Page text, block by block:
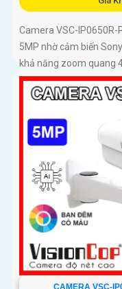
Camera VSC-IP0650R-
5MP nhờ cảm biến
khả năng zoom quang
dung lượng...
CAMERA VSC-